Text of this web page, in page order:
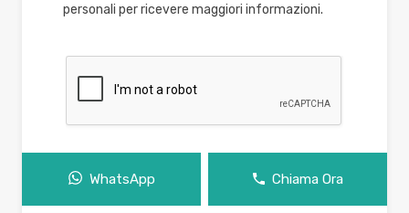
personali per ricevere maggiori informazioni.
WhatsApp Chiama Ora